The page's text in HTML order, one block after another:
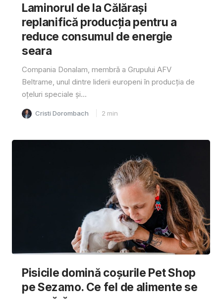
Laminorul de la Călărași
replanifică producția pentru a
reduce consumul de energie
seara
Compania Donalam, membră a Grupului AFV
Beltrame, unul dintre liderii europeni în producția de
oțeluri speciale și...
Cristi Dorombach 2 min
Pisicile domină coșurile Pet Shop
pe Sezamo. Ce fel de alimente se